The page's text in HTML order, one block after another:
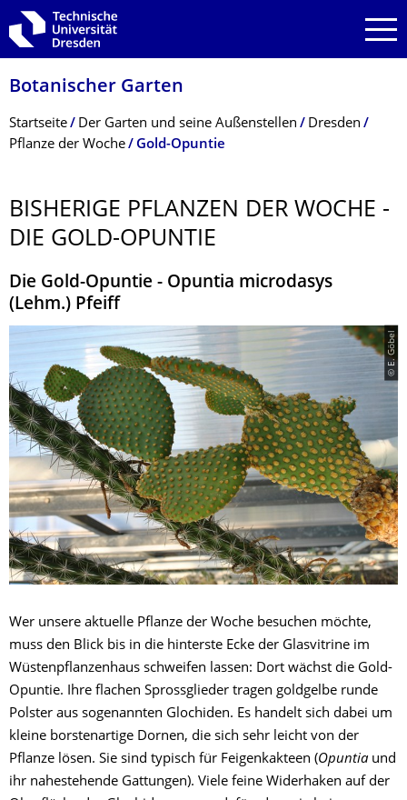
Zur Hauptnavigation springen
Zur Suche springen
Zum Inhalt springen
Botanischer Garten
Breadcrumb-Menü
Startseite Der Garten und seine Außenstellen
Dresden
Pflanze der Woche
Gold-Opuntie
BISHERIGE PFLANZEN DER WOCHE -
DIE GOLD-OPUNTIE
Die Gold-Opuntie - Opuntia microdasys
(Lehm.) Pfeiff
© E. Göbel
Wer unsere aktuelle Pflanze der Woche besuchen möchte,
muss den Blick bis in die hinterste Ecke der Glasvitrine im
Wüstenpflanzenhaus schweifen lassen: Dort wächst die Gold-
Opuntie. Ihre flachen Sprossglieder tragen goldgelbe runde
Polster aus sogenannten Glochiden. Es handelt sich dabei um
kleine borstenartige Dornen, die sich sehr leicht von der
Pflanze lösen. Sie sind typisch für Feigenkakteen (Opuntiaund
ihr nahestehende Gattungen). Viele feine Widerhaken auf der